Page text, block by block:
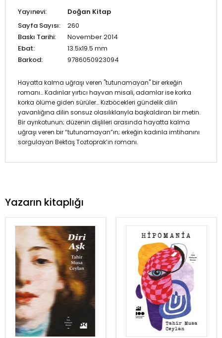
Yayınevi:
Doğan Kitap
Sayfa Sayısı:
260
Baskı Tarihi:
November 2014
Ebat:
13.5x19.5 mm
Barkod:
9786050923094
Hayatta kalma uğraşı veren "tutunamayan" bir erkeğin
romanı… Kadınlar yırtıcı hayvan misali, adamlar ise korka
korka ölüme giden sürüler… Kızböcekleri gündelik dilin
yavanlığına dilin sonsuz olasılıklarıyla başkaldıran bir metin.
Bir ayrıkotunun; düzenin dişlileri arasında hayatta kalma
uğraşı veren bir “tutunamayan”ın; erkeğin kadınla imtihanını
sorgulayan Bektaş Toztoprak’ın romanı.
Yazarın kitaplığı